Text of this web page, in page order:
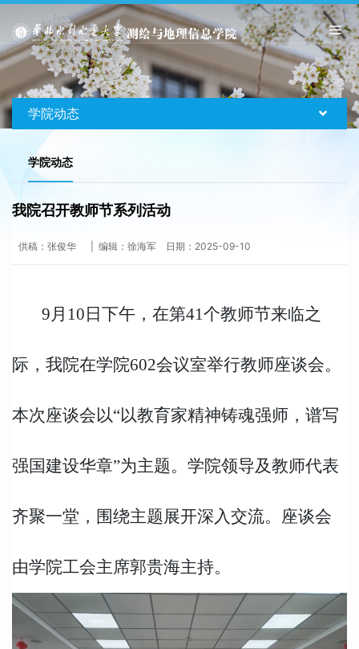
学院动态
学院动态
我院召开教师节系列活动
供稿：张俊华 | 编辑：徐海军 日期：2025-09-10
9月10日下午，在第41个教师节来临之
际，我院在学院602会议室举行教师座谈会。
本次座谈会以“以教育家精神铸魂强师，谱写
强国建设华章”为主题。学院领导及教师代表
齐聚一堂，围绕主题展开深入交流。座谈会
由学院工会主席郭贵海主持。